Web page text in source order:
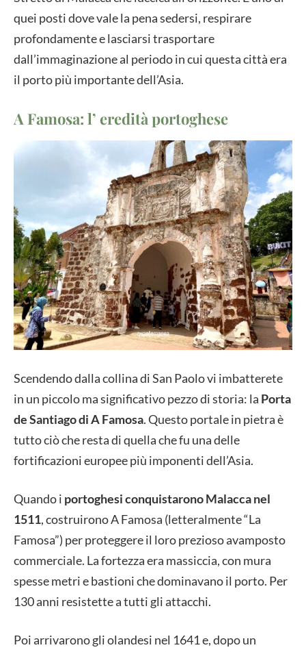
quei posti dove vale la pena sedersi, respirare
profondamente e lasciarsi trasportare
dall’immaginazione al periodo in cui questa città era
il porto più importante dell’Asia.
A Famosa: l’ eredità portoghese
Scendendo dalla collina di San Paolo vi imbatterete
in un piccolo ma significativo pezzo di storia: la Porta
de Santiago di A Famosa. Questo portale in pietra è
tutto ciò che resta di quella che fu una delle
fortificazioni europee più imponenti dell’Asia.
Quando i portoghesi conquistarono Malacca nel
1511, costruirono A Famosa (letteralmente “La
Famosa”) per proteggere il loro prezioso avamposto
commerciale. La fortezza era massiccia, con mura
spesse metri e bastioni che dominavano il porto. Per
130 anni resistette a tutti gli attacchi.
Poi arrivarono gli olandesi nel 1641 e, dopo un